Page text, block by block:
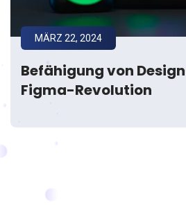
Befähigung von
Figma-Revolution
MÄRZ 22, 2024